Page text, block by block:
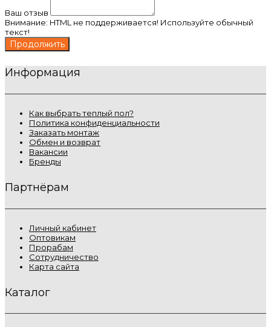
Ваш отзыв
Внимание: HTML не поддерживается! Используйте обычный
текст!
Продолжить
Информация
Как выбрать теплый пол?
Политика конфиденциальности
Заказать монтаж
Обмен и возврат
Вакансии
Бренды
Партнёрам
Личный кабинет
Оптовикам
Прорабам
Сотрудничество
Карта сайта
Каталог